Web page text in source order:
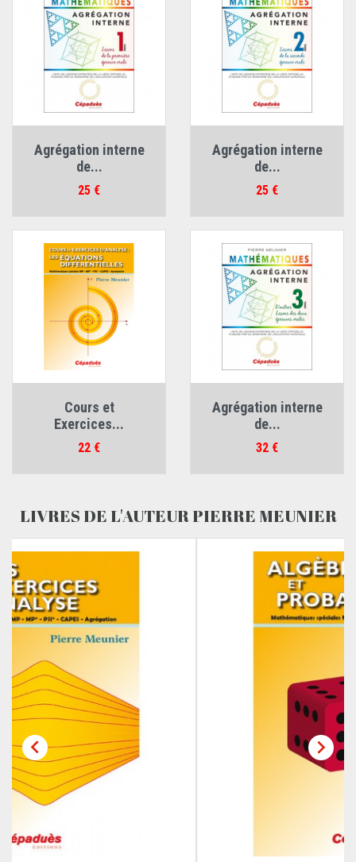
Agrégation interne
de...
Prix
25 €
Agrégation interne
de...
Prix
25 €
Cours et
Exercices...
Prix
22 €
Agrégation interne
de...
Prix
32 €
LIVRES DE L'AUTEUR PIERRE MEUNIER
 